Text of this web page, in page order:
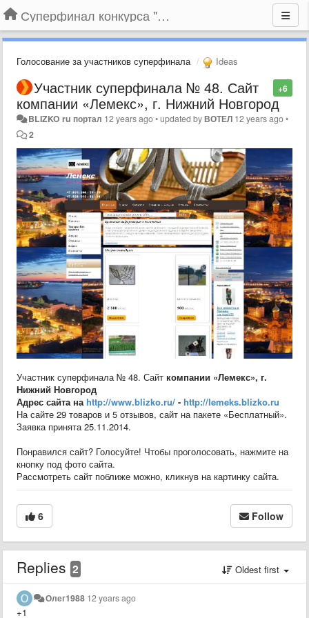
Суперфинал конкурса "Компания года-2014" на BLIZKO.ru
Голосование за участников суперфинала Ideas
+6
Участник суперфинала № 48. Сайт
компании «Лемекс», г. Нижний Новгород
BLIZKO ru портал 12 years ago•updated byВОТЕЛ 12 years ago•
2
Участник суперфинала № 48. Сайт компании «Лемекс», г.
Нижний Новгород
Адрес сайта наhttp://www.blizko.ru/ - http://lemeks.blizko.ru
На сайте 29 товаров и 5 отзывов, сайт на пакете «Бесплатный».
Заявка принята 25.11.2014.
Понравился сайт? Голосуйте! Чтобы проголосовать, нажмите на
кнопку под фото сайта.
Рассмотреть сайт поближе можно, кликнув на картинку сайта.
6 Follow
Replies 2 Oldest first
Олег1988 12 years ago
+1